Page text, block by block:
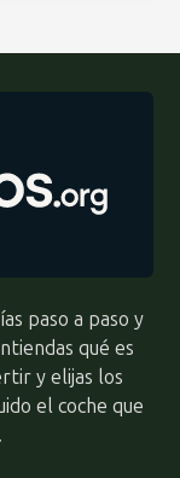
paso a paso y
qué es
y elijas los
el coche que